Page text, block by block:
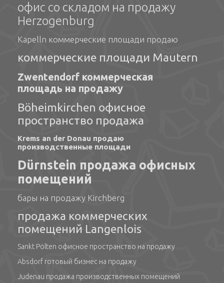
офис со складом на продажу
Herzogenburg
Kapelln коммерческие площади продаю
коммерческие площади Mautern
Zwentendorf коммерческая
площадь на продажу
Böheimkirchen офисное
пространство продажа
Krems an der Donau продаю
производственные площади
Dürnstein продажа офисных
помещений
бары на продажу Kirchberg
продажа коммерческих
помещений Langenlois
Sankt Pölten офисное пространство на продажу
Absdorf готовый бизнес на продажу
Judenau продажа производственных помещений